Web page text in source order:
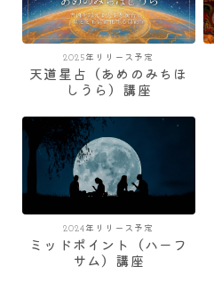
2025年リリース予定
天道星占（あめのみちほ
しうら）講座
2024年リリース予定
ミッドポイント（ハーフ
サム）講座